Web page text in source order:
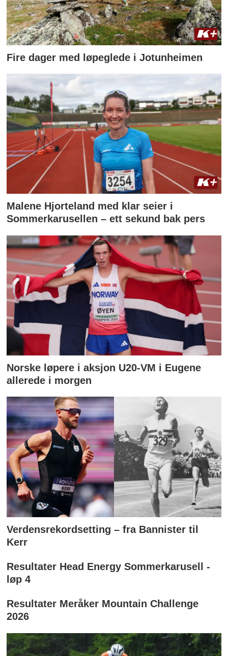
Fire dager med løpeglede i Jotunheimen
Malene Hjorteland med klar seier i
Sommerkarusellen – ett sekund bak pers
Norske løpere i aksjon U20-VM i Eugene
allerede i morgen
Verdensrekordsetting – fra Bannister til
Kerr
Resultater Head Energy Sommerkarusell -
løp 4
Resultater Meråker Mountain Challenge
2026